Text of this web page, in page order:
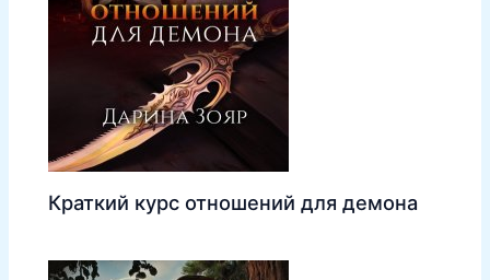
Краткий курс отношений для демона